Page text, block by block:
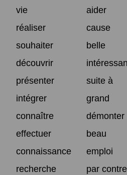
vie
aider
réaliser
cause
souhaiter
belle
découvrir
présenter
suite à
intégrer
grand
connaître
démonter
effectuer
beau
connaissance
emploi
recherche
par contre